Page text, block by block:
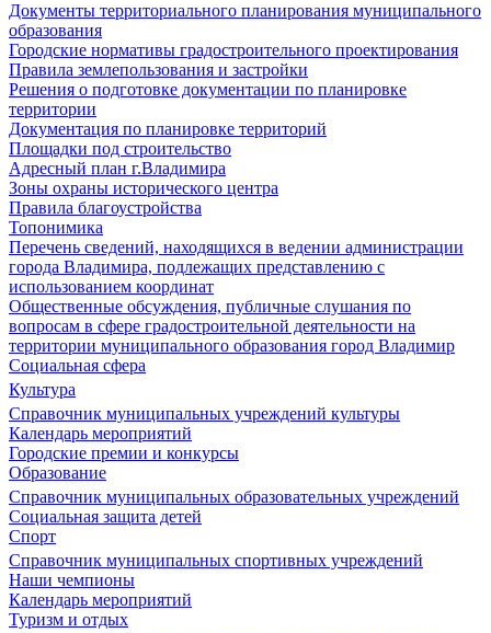
Документы территориального планирования муниципального
образования
Городские нормативы градостроительного проектирования
Правила землепользования и застройки
Решения о подготовке документации по планировке
территории
Документация по планировке территорий
Площадки под строительство
Адресный план г.Владимира
Зоны охраны исторического центра
Правила благоустройства
Топонимика
Перечень сведений, находящихся в ведении администрации
города Владимира, подлежащих представлению с
использованием координат
Общественные обсуждения, публичные слушания по
вопросам в сфере градостроительной деятельности на
территории муниципального образования город Владимир
Социальная сфера
Культура
Справочник муниципальных учреждений культуры
Календарь мероприятий
Городские премии и конкурсы
Образование
Справочник муниципальных образовательных учреждений
Социальная защита детей
Спорт
Справочник муниципальных спортивных учреждений
Наши чемпионы
Календарь мероприятий
Туризм и отдых